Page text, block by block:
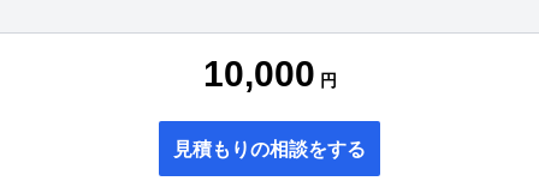
10,000 円
見積もりの相談をする